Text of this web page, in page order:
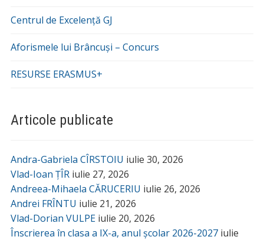
Centrul de Excelență GJ
Aforismele lui Brâncuși – Concurs
RESURSE ERASMUS+
Articole publicate
Andra-Gabriela CÎRSTOIU iulie 30, 2026
Vlad-Ioan ȚÎR iulie 27, 2026
Andreea-Mihaela CĂRUCERIU iulie 26, 2026
Andrei FRÎNTU iulie 21, 2026
Vlad-Dorian VULPE iulie 20, 2026
Înscrierea în clasa a IX-a, anul școlar 2026-2027 iulie